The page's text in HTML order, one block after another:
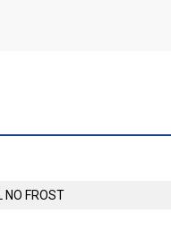
NO FROST